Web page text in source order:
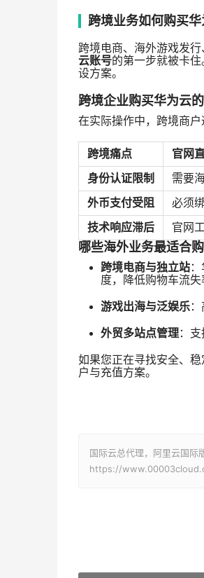
跨境业务如何购买
跨境电商、海外游戏发
云账号的第一步就被卡
设方案。
跨境企业购买华为云
在实际操作中，跨境商
跨境痛点 官网
身份认证限制
需要
外币支付受阻
必须
技术响应滞后
官网
哪些海外业务最适合购
跨境电商与独立站
度，降低购物车流失
游戏出海与泛娱乐
外贸多站点管理：
如果您正在寻找安全、
户与充值方案。
国际云总代理，阿里云国
https://